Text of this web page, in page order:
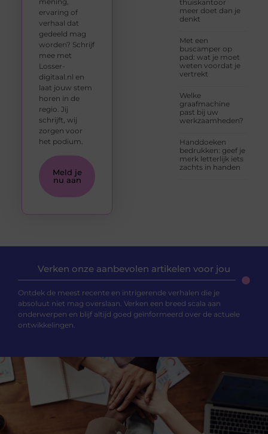
thuiskantoor
meer doet dan je
denkt
Met een
buscamper op
pad: wat je moet
weten voordat je
vertrekt
Welke
graafmachine
past bij uw
werkzaamheden?
Handdoeken
bedrukken: geef je
merk letterlijk iets
zachts in handen
ervaring of
verhaal dat
gedeeld mag
worden? Schrijf
mee met
Losser-
digitaal.nl en
laat jouw stem
horen in de
regio. Jij
schrijft, wij
zorgen voor
het podium.
Meld je
nu aan
Verken onze aanbevolen artikelen voor jou
Ontdek de meest recente en intrigerende verhalen die je
absoluut niet mag overslaan. Verken een breed scala aan
onderwerpen en blijf altijd goed geïnformeerd over de actuele
ontwikkelingen.